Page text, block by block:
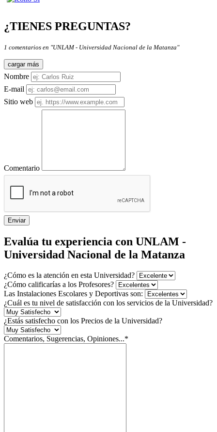
¿TIENES PREGUNTAS?
1 comentarios en "UNLAM - Universidad Nacional de la Matanza"
cargar más
Nombre
E-mail
Sitio web
Comentario
Enviar
Evalúa tu experiencia con UNLAM -
Universidad Nacional de la Matanza
¿Cómo es la atención en esta Universidad?
¿Cómo calificarías a los Profesores?
Las Instalaciones Escolares y Deportivas son:
¿Cuál es tu nivel de satisfacción con los servicios de la Universidad?
¿Estás satisfecho con los Precios de la Universidad?
Comentarios, Sugerencias, Opiniones...*